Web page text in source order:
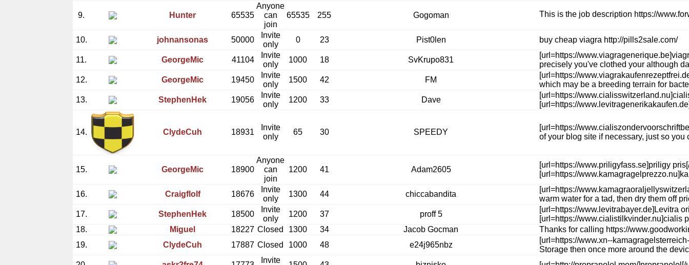
9. Hunter 65535
Anyone
can
join
65535 255 Gogoman This is the job description https://
10. johnansonas 50000
Invite
only
0 23 Pist0len buy cheap viagra http://pills2sale.com/
11. GeorgeMic 41104
Invite
only
1000 18 SvKrupo831
[url=https://
precisely you've clothed your although
12.
GeorgeMic 19450
Invite
only
1500 42 FM
[url=https://
which may be a breeding terrain for
13.
StephenHek 19056
Invite
only
1200 33 Dave
[url=https://
[url=https://
14. ClydeCuh 18931
Invite
only
65 30 SPEEDY
[url=https://
of your blog site if necessary, just so
15. GeorgeMic 18900
Anyone
can
join
1200 41 Adam2605
[url=https://www.priligyfass.se]priligy
[url=https://
16. Craigflolf 18676
Invite
only
1300 44 chiccabandita
[url=https://
warm water for a tad, then dry them off
17.
StephenHek 18500
Invite
only
1200 37 proff 5
[url=https://www.levitrabayer.de]Levitra
[url=https://www.cialistilkvinder.nu]cialis
18.
Miguel 18227 Closed 1300 34 Jacob Gocman
Thanks for calling https://
19.
ClydeCuh 17887 Closed 1000 48 e24j965nbz
[url=https://www.xn--
Storage then once more around the
Invite